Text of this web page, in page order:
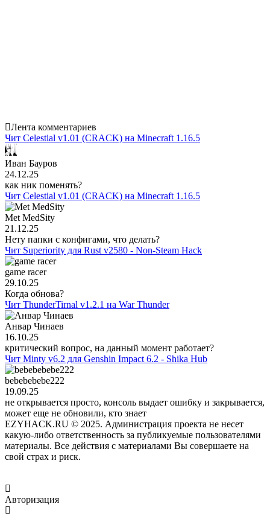
Лента комментариев
Чит Celestial v1.01 (CRACK) на Minecraft 1.16.5
Иван Бауров
24.12.25
как ник поменять?
Чит Celestial v1.01 (CRACK) на Minecraft 1.16.5
Met MedSity
21.12.25
Нету папки с конфигами, что делать?
Чит Superiority для Rust v2580 - Non-Steam Hack
game racer
29.10.25
Когда обнова?
Чит ThunderTirnal v1.2.1 на War Thunder
Анвар Чинаев
16.10.25
критический вопрос, на данный момент работает?
Чит Minty v6.2 для Genshin Impact 6.2 - Shika Hub
bebebebebe222
19.09.25
не открывается просто, консоль выдает ошибку и закрывается,
может еще не обновили, кто знает
EZYHACK.RU © 2025. Администрация проекта не несет
какую-либо ответственность за публикуемые пользователями
материалы. Все действия с материалами Вы совершаете на
свой страх и риск.
Авторизация